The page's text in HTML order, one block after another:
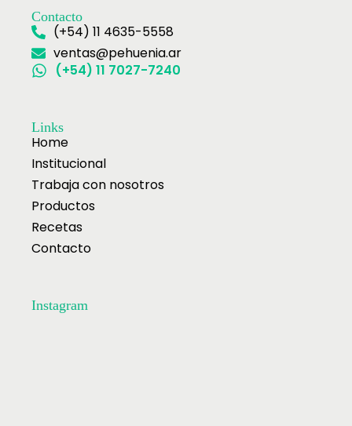
Contacto
(+54) 11 4635-5558
ventas@pehuenia.ar
(+54) 11 7027-7240
Links
Home
Institucional
Trabaja con nosotros
Productos
Recetas
Contacto
Instagram